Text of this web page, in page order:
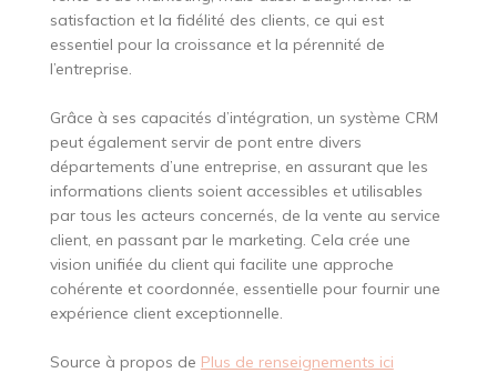
satisfaction et la fidélité des clients, ce qui est
essentiel pour la croissance et la pérennité de
l’entreprise.
Grâce à ses capacités d’intégration, un système CRM
peut également servir de pont entre divers
départements d’une entreprise, en assurant que les
informations clients soient accessibles et utilisables
par tous les acteurs concernés, de la vente au service
client, en passant par le marketing. Cela crée une
vision unifiée du client qui facilite une approche
cohérente et coordonnée, essentielle pour fournir une
expérience client exceptionnelle.
Source à propos de Plus de renseignements ici